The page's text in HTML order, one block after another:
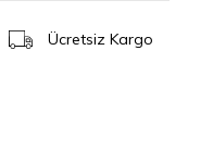
Ücretsiz Kargo